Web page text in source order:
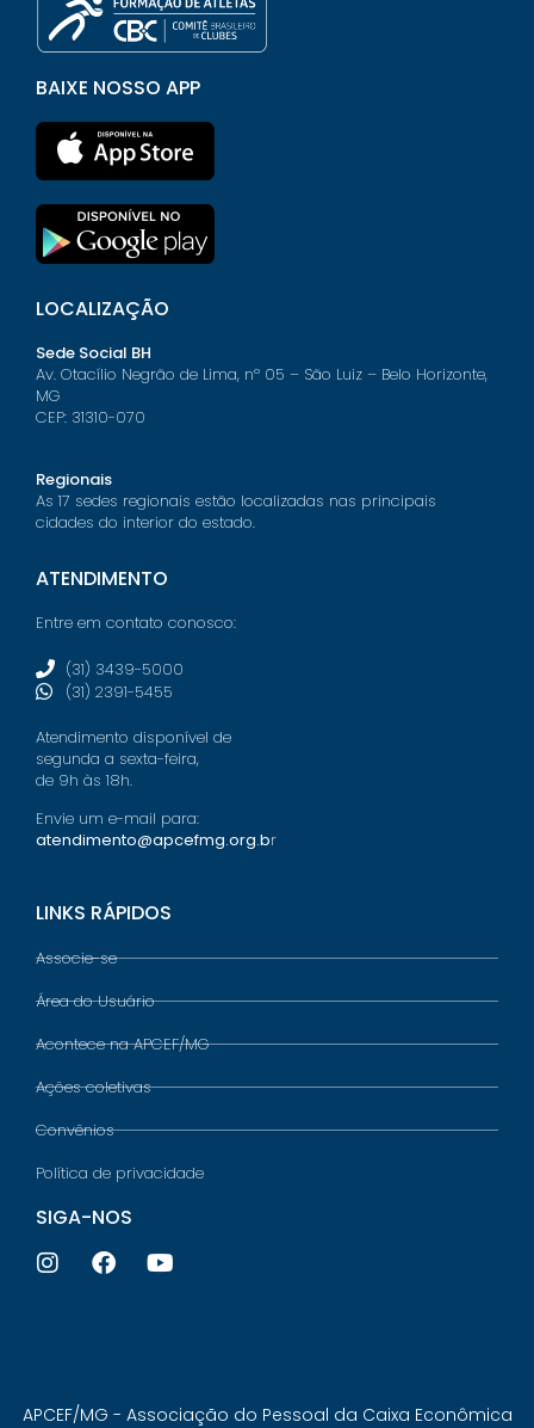
BAIXE NOSSO APP
LOCALIZAÇÃO
Sede Social BH
Av. Otacílio Negrão de Lima, nº 05 – São Luiz – Belo Horizonte,
MG
CEP: 31310-070
Regionais
As 17 sedes regionais estão localizadas nas principais
cidades do interior do estado.
ATENDIMENTO
Entre em contato conosco:
(31) 3439-5000
(31) 2391-5455
Atendimento disponível de
segunda a sexta-feira,
de 9h às 18h.
Envie um e-mail para:
atendimento@apcefmg.org.br
LINKS RÁPIDOS
Associe-se
Área do Usuário
Acontece na APCEF/MG
Ações coletivas
Convênios
Política de privacidade
SIGA-NOS
APCEF/MG - Associação do Pessoal da Caixa Econômica